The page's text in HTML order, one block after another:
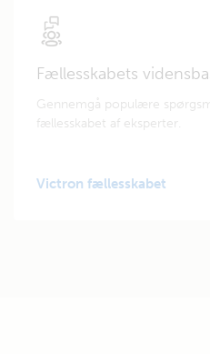
Fællesskabets
Gennemgå populære
fællesskabet af eksperter.
Victron fællesskabet